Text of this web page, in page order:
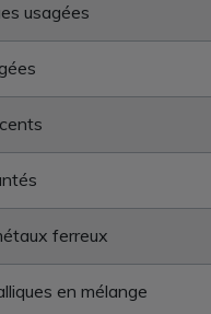
usagées
ferreux
en mélange